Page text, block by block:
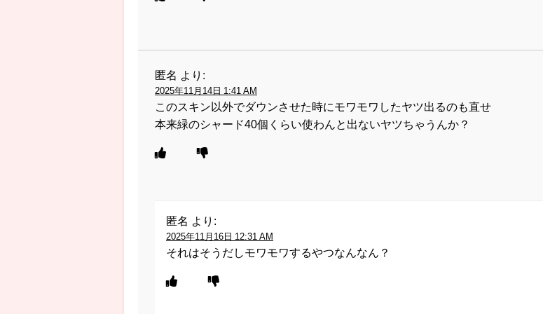
匿名 より:
2025年11月14日 1:41 AM
このスキン以外でダウンさせた時にモワモワしたヤツ出るのも直せ
本来緑のシャード40個くらい使わんと出ないヤツちゃうんか？
匿名 より:
2025年11月16日 12:31 AM
それはそうだしモワモワするやつなんなん？